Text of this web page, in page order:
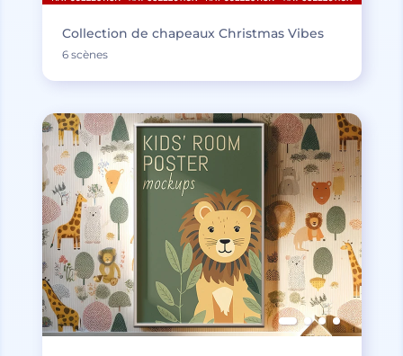
Collection de chapeaux Christmas Vibes
6 scènes